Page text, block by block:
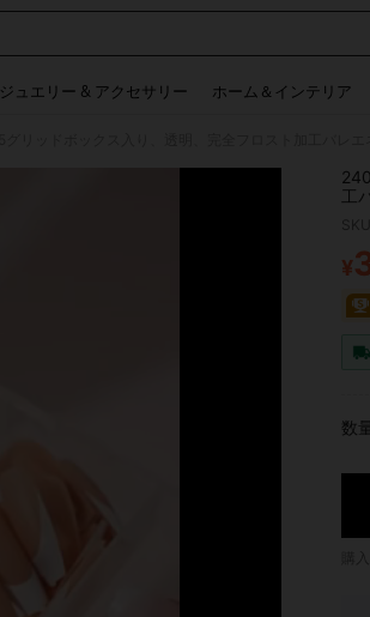
ジュエリー & アクセサリー ホーム＆インテリア
工
¥
数